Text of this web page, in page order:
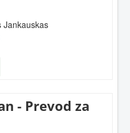
Jankauskas
- Prevod za